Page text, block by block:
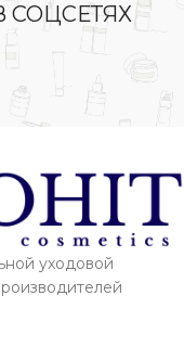
СОЦСЕТЯХ
уходовой